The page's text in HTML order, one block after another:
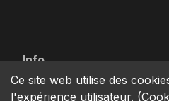
Info
location_on
Via dell’Euro 53-57-59,
76121 Barletta - BT -
ITALIA
Ce site web utilise des
l'expérience utilisateur. (